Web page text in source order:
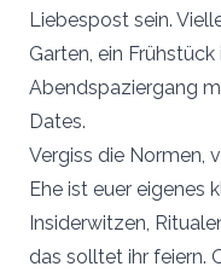
Liebespost sein.
Garten, ein
Abendspaziergang
Dates.
Vergiss die Normen,
Ehe ist euer eigenes
Insiderwitzen,
das solltet ihr feiern.